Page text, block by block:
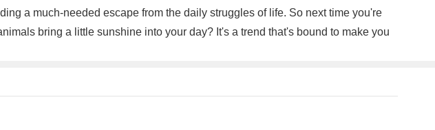
a much-needed escape from the daily struggles of life. So next time you're
bring a little sunshine into your day? It's a trend that's bound to make you